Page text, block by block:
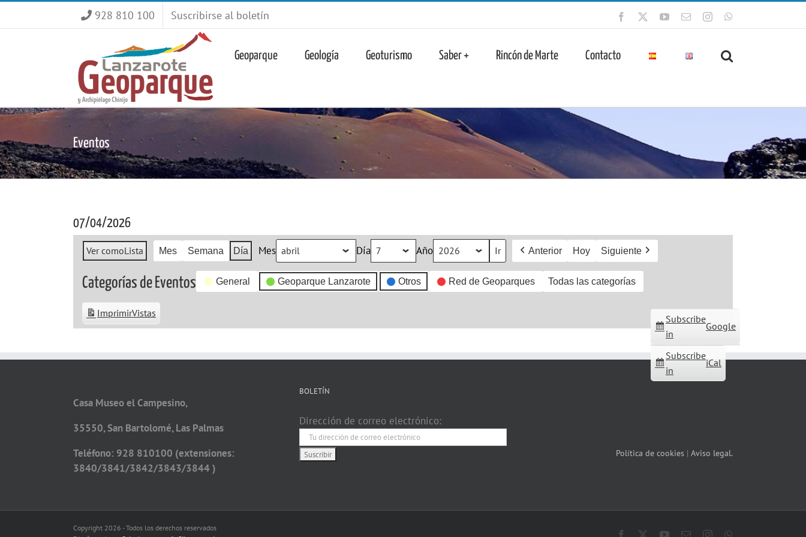
928 810 100 Suscribirse al boletín Facebook YouTube
CorreoInstagram
Geoparque Geología Geoturismo Saber + Rincón de Marte Contacto
Eventos
07/04/2026
Ver comoLista Mes Semana Día Mes Día Año Anterior Hoy Siguiente
Categorías de Eventos General Geoparque Lanzarote Otros Red de Geoparques Todas las categorías
Subscribe
in
Google
Subscribe
in
iCal
ImprimirVistas
Casa Museo el Campesino,
35550, San Bartolomé, Las Palmas
Teléfono: 928 810100 (extensiones:
3840/3841/3842/3843/3844 )
BOLETÍN
Dirección de correo electrónico:
Política de cookies | Aviso legal.
Copyright 2026 - Todos los derechos reservados
Facebook YouTube
CorreoInstagram